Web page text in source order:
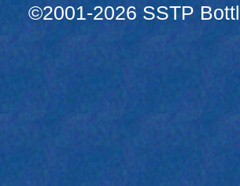
©2001-2026 SSTP